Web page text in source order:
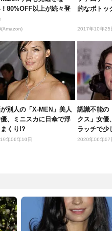
80%OFF以上が続々登
的なボトッ
2017年10年25
別人の「X-MEN」美人
、ミニスカに日傘で浮
まくり!?
年06年10日
認識不能の
クス」女優
ラッチで少
2020年06年07